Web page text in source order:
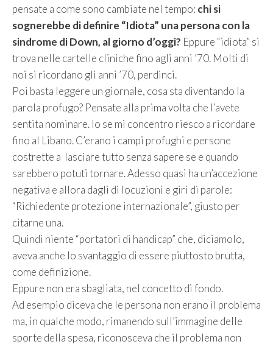
pensate a come sono cambiate nel tempo: chi si
sognerebbe di definire “Idiota” una persona con la
sindrome di Down, al giorno d’oggi? Eppure “idiota” si
trova nelle cartelle cliniche fino agli anni ’70. Molti di
noi si ricordano gli anni ’70, perdinci.
Poi basta leggere un giornale, cosa sta diventando la
parola profugo? Pensate alla prima volta che l’avete
sentita nominare. Io se mi concentro riesco a ricordare
fino al Libano. C’erano i campi profughi e persone
costrette a lasciare tutto senza sapere se e quando
sarebbero potuti tornare. Adesso quasi ha un’accezione
negativa e allora dagli di locuzioni e giri di parole:
“Richiedente protezione internazionale”, giusto per
citarne una.
Quindi niente “portatori di handicap” che, diciamolo,
aveva anche lo svantaggio di essere piuttosto brutta,
come definizione.
Eppure non era sbagliata, nel concetto di fondo.
Ad esempio diceva che le persona non erano il problema
ma, in qualche modo, rimanendo sull’immagine delle
sporte della spesa, riconosceva che il problema non